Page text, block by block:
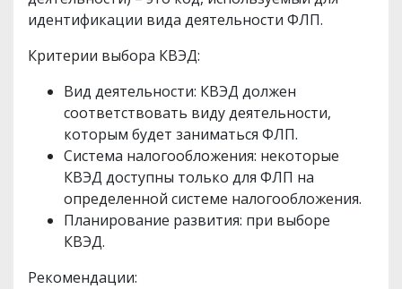
идентификации вида деятельности ФЛП.
Критерии выбора КВЭД:
Вид деятельности: КВЭД должен
соответствовать виду деятельности,
которым будет заниматься ФЛП.
Система налогообложения: некоторые
КВЭД доступны только для ФЛП на
определенной системе налогообложения.
Планирование развития: при выборе
КВЭД.
Рекомендации: